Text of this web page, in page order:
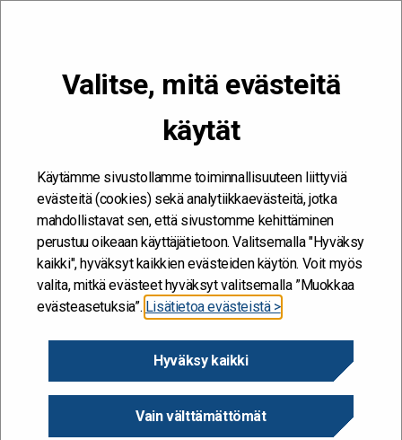
Valitse, mitä evästeitä
käytät
Käytämme sivustollamme toiminnallisuuteen liittyviä
evästeitä (cookies) sekä analytiikkaevästeitä, jotka
mahdollistavat sen, että sivustomme kehittäminen
perustuu oikeaan käyttäjätietoon. Valitsemalla "Hyväksy
kaikki", hyväksyt kaikkien evästeiden käytön. Voit myös
valita, mitkä evästeet hyväksyt valitsemalla ”Muokkaa
evästeasetuksia”. Lisätietoa evästeistä >
Hyväksy kaikki
Vain välttämättömät
Kehitän ja kehityn #töissäSuomelle
Johtamisen ja esihenkilötyön kehittäminen
Johtamisen ja
esihenkilötyön
kehittäminen
12.1.2026
VK/58837/2025
Hanke alkaa / päättyy